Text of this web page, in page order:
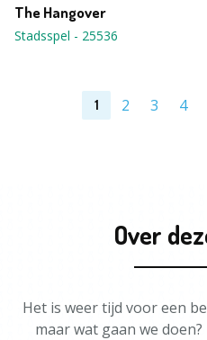
The Hangover
Stadsspel - 25536
1 2 3 4
Over
Het is weer tijd voor een
maar wat gaan we